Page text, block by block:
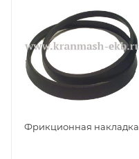
Фрикционная накладка